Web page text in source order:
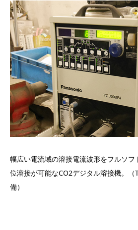
幅広い電流域の溶接電流波形をフルソ
位溶接が可能なCO2デジタル溶接機。
備）